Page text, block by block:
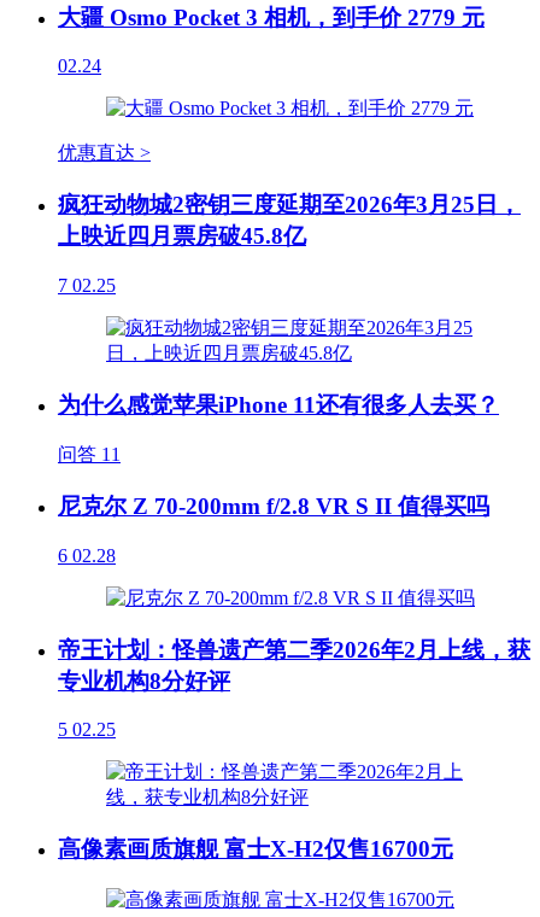
大疆 Osmo Pocket 3 相机，到手价 2779 元
02.24
优惠直达 >
疯狂动物城2密钥三度延期至2026年3月25日，
上映近四月票房破45.8亿
7 02.25
为什么感觉苹果iPhone 11还有很多人去买？
问答 11
尼克尔 Z 70-200mm f/2.8 VR S II 值得买吗
6 02.28
帝王计划：怪兽遗产第二季2026年2月上线，获
专业机构8分好评
5 02.25
高像素画质旗舰 富士X-H2仅售16700元